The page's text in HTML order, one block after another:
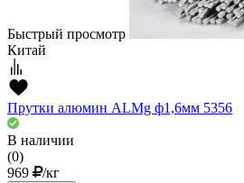
Быстрый просмотр
Китай
Прутки алюмин ALMg ф1,6мм 5356
В наличии
(0)
969
/кг